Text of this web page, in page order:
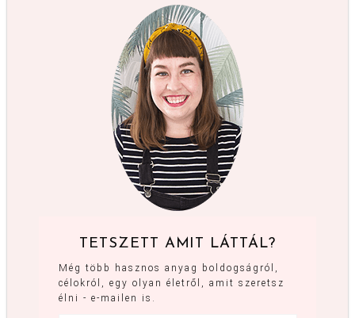
TETSZETT AMIT LÁTTÁL?
Még több hasznos anyag boldogságról,
célokról, egy olyan életről, amit szeretsz
élni - e-mailen is.